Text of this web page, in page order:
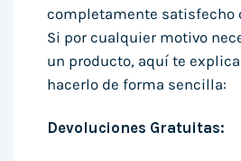
completamente satisfecho
Si por cualquier motivo
un producto, aquí te
hacerlo de forma sencilla:
Devoluciones Gratuitas: